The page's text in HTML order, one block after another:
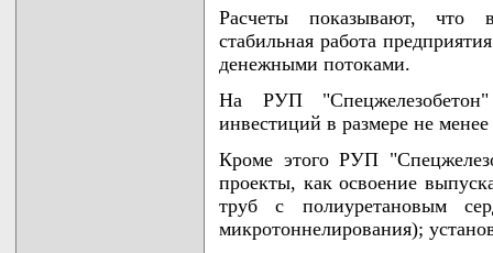
Расчеты показывают, что
стабильная работа
денежными потоками.
На РУП
инвестиций в размере не
Кроме этого РУП
проекты, как освоение
труб с полиуретановым
микротоннелирования);